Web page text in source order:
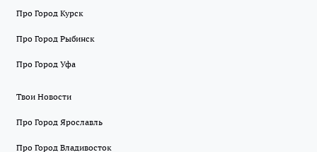
Про Город Курск
Про Город Рыбинск
Про Город Уфа
Твои Новости
Про Город Ярославль
Про Город Владивосток